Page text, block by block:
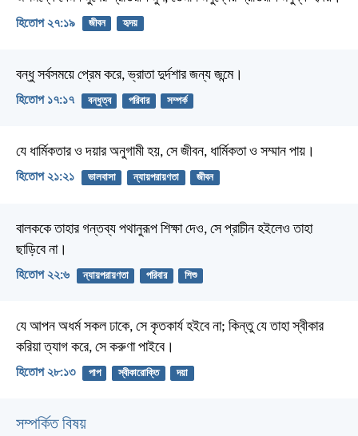
হিতোপ ২৭:১৯ জীবন হৃদয়
বন্ধু সর্বসময়ে প্রেম করে,ভ্রাতা দুর্দশার জন্য জন্মে।
হিতোপ ১৭:১৭ বন্ধুত্ব পরিবার সম্পর্ক
যে ধার্মিকতার ও দয়ার অনুগামী হয়, সে জীবন, ধার্মিকতা ও সম্মান পায়।
হিতোপ ২১:২১ ভালবাসা ন্যায়পরায়ণতা জীবন
বালককে তাহার গন্তব্য পথানুরূপ শিক্ষা দেও, সে প্রাচীন হইলেও তাহা
ছাড়িবে না।
হিতোপ ২২:৬ ন্যায়পরায়ণতা পরিবার শিশু
যে আপন অধর্ম সকল ঢাকে, সে কৃতকার্য হইবে না; কিন্তু যে তাহা স্বীকার
করিয়া ত্যাগ করে, সে করুণা পাইবে।
হিতোপ ২৮:১৩ পাপ স্বীকারোক্তি দয়া
সম্পর্কিত বিষয়